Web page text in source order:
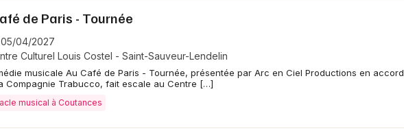
de Paris - Tournée
04/2027
Culturel Louis Costel - Saint-Sauveur-Lendelin
musicale Au Café de Paris - Tournée, présentée par Arc en Ciel Productions en accord
Compagnie Trabucco, fait escale au Centre […]
musical à Coutances